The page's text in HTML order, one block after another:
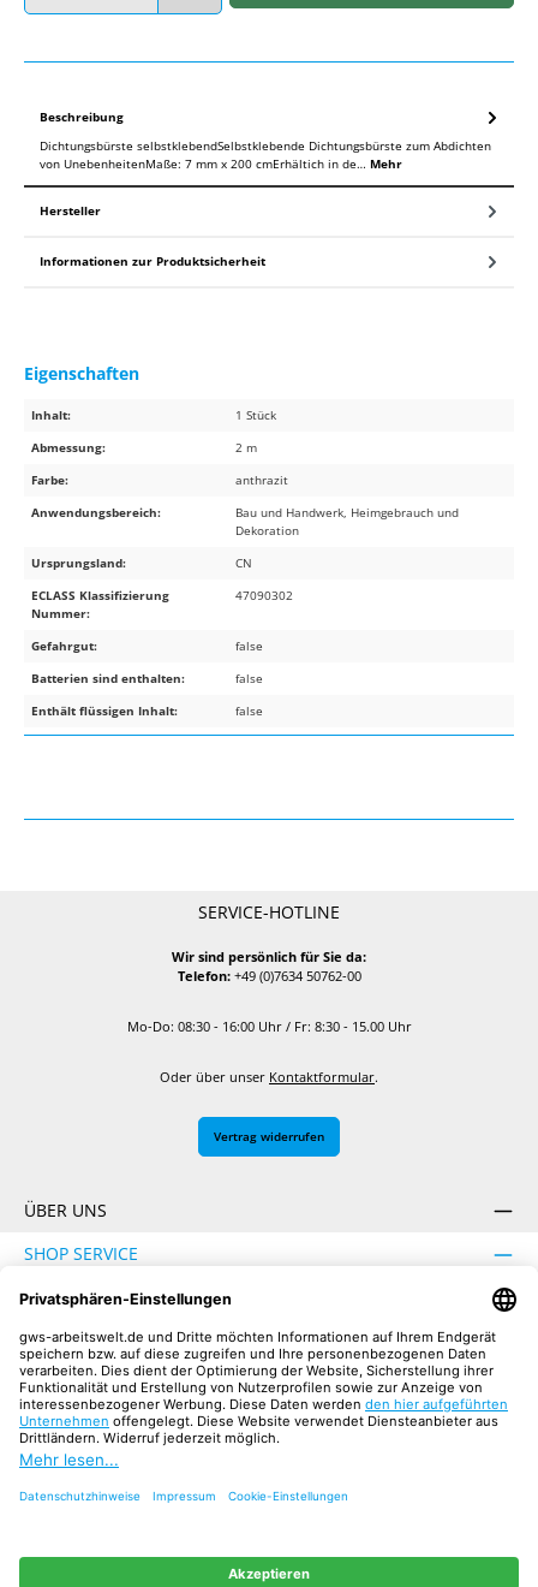
Beschreibung
Dichtungsbürste selbstklebendSelbstklebende Dichtungsbürste zum Abdichten
von UnebenheitenMaße: 7 mm x 200 cmErhältich in de… Mehr
Hersteller
Informationen zur Produktsicherheit
Eigenschaften
Inhalt:
1 Stück
Abmessung:
2 m
Farbe:
anthrazit
Anwendungsbereich:
Bau und Handwerk, Heimgebrauch und
Dekoration
Ursprungsland:
CN
ECLASS Klassifizierung
Nummer:
47090302
Gefahrgut:
false
Batterien sind enthalten:
false
Enthält flüssigen Inhalt:
false
SERVICE-HOTLINE
Wir sind persönlich für Sie da:
Telefon:+49 (0)7634 50762-00
Mo-Do: 08:30 - 16:00 Uhr / Fr: 8:30 - 15.00 Uhr
Oder über unser Kontaktformular.
Vertrag widerrufen
ÜBER UNS
SHOP SERVICE
INFORMATION
SICHER EINKAUFEN
UNSERE COMMUNITIES
FacebookInstagramYouTube
Alle Preise inkl. gesetzl. Mehrwertsteuer zzgl.